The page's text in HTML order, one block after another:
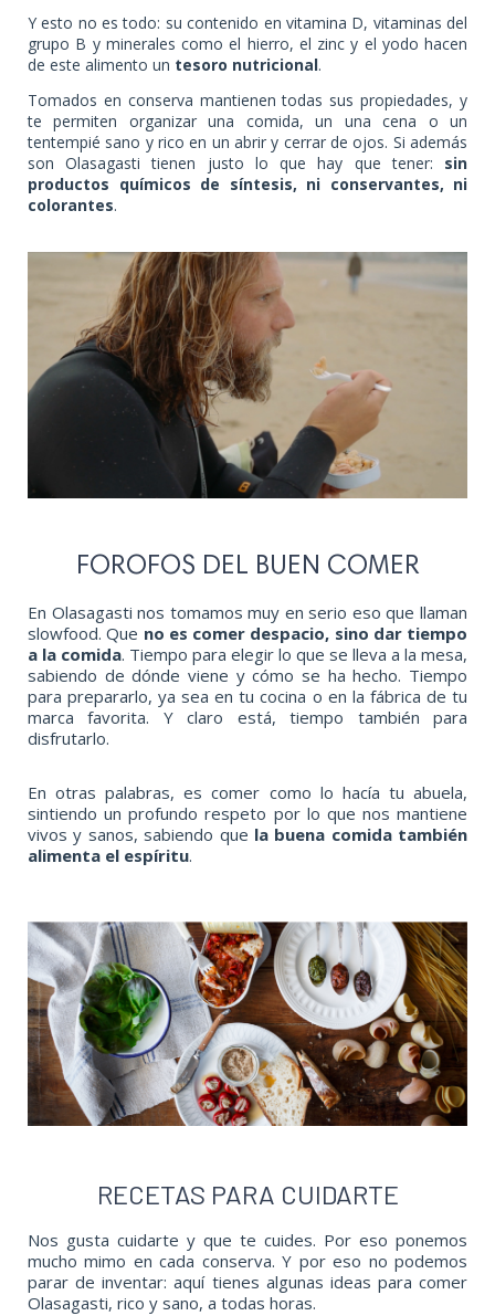
Y esto no es todo: su contenido en vitamina D, vitaminas del
grupo B y minerales como el hierro, el zinc y el yodo hacen
de este alimento un tesoro nutricional.
Tomados en conserva mantienen todas sus propiedades, y
te permiten organizar una comida, un una cena o un
tentempié sano y rico en un abrir y cerrar de ojos. Si además
son Olasagasti tienen justo lo que hay que tener: sin
productos químicos de síntesis, ni conservantes, ni
colorantes.
FOROFOS DEL BUEN COMER
En Olasagasti nos tomamos muy en serio eso que llaman
slowfood. Que no es comer despacio, sino dar tiempo
a la comida. Tiempo para elegir lo que se lleva a la mesa,
sabiendo de dónde viene y cómo se ha hecho. Tiempo
para prepararlo, ya sea en tu cocina o en la fábrica de tu
marca favorita. Y claro está, tiempo también para
disfrutarlo.
En otras palabras, es comer como lo hacía tu abuela,
sintiendo un profundo respeto por lo que nos mantiene
vivos y sanos, sabiendo que la buena comida también
alimenta el espíritu.
RECETAS PARA CUIDARTE
Nos gusta cuidarte y que te cuides. Por eso ponemos
mucho mimo en cada conserva. Y por eso no podemos
parar de inventar: aquí tienes algunas ideas para comer
Olasagasti, rico y sano, a todas horas.